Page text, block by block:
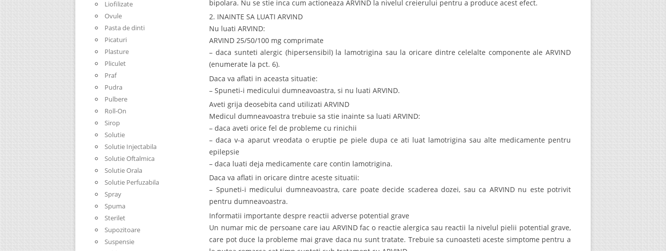
bipolara. Nu se stie inca cum actioneaza ARVIND la nivelul creierului pentru a produce acest efect.
2. INAINTE SA LUATI ARVIND
Nu luati ARVIND:
ARVIND 25/50/100 mg comprimate
– daca sunteti alergic (hipersensibil) la lamotrigina sau la oricare dintre celelalte componente ale ARVIND
(enumerate la pct. 6).
Daca va aflati in aceasta situatie:
– Spuneti-i medicului dumneavoastra, si nu luati ARVIND.
Aveti grija deosebita cand utilizati ARVIND
Medicul dumneavoastra trebuie sa stie inainte sa luati ARVIND:
– daca aveti orice fel de probleme cu rinichii
– daca v-a aparut vreodata o eruptie pe piele dupa ce ati luat lamotrigina sau alte medicamente pentru
epilepsie
– daca luati deja medicamente care contin lamotrigina.
Daca va aflati in oricare dintre aceste situatii:
– Spuneti-i medicului dumneavoastra, care poate decide scaderea dozei, sau ca ARVIND nu este potrivit
pentru dumneavoastra.
Informatii importante despre reactii adverse potential grave
Un numar mic de persoane care iau ARVIND fac o reactie alergica sau reactii la nivelul pielii potential grave,
care pot duce la probleme mai grave daca nu sunt tratate. Trebuie sa cunoasteti aceste simptome pentru a
Liofilizate
Ovule
Pasta de dinti
Picaturi
Plasture
Pliculet
Praf
Pudra
Pulbere
Roll-On
Sirop
Solutie
Solutie Injectabila
Solutie Oftalmica
Solutie Orala
Solutie Perfuzabila
Spray
Spuma
Sterilet
Supozitoare
Suspensie